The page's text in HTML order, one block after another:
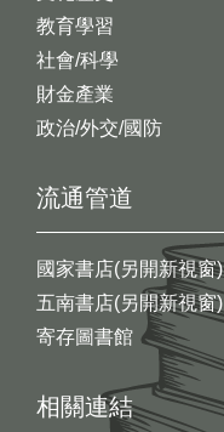
教育學習
社會/科學
財金產業
政治/外交/國防
流通管道
國家書店(另開新視窗)
五南書店(另開新視窗)
寄存圖書館
相關連結